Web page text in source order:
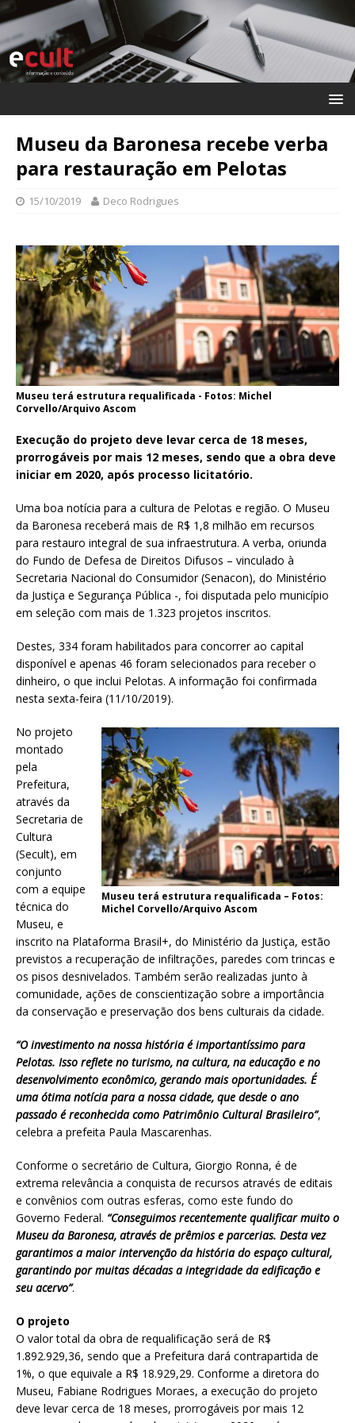
Museu da Baronesa recebe verba
para restauração em Pelotas
15/10/2019 Deco Rodrigues
Museu terá estrutura requalificada - Fotos: Michel
Corvello/Arquivo Ascom
Execução do projeto deve levar cerca de 18 meses,
prorrogáveis por mais 12 meses, sendo que a obra deve
iniciar em 2020, após processo licitatório.
Uma boa notícia para a cultura de Pelotas e região. O Museu
da Baronesa receberá mais de R$ 1,8 milhão em recursos
para restauro integral de sua infraestrutura. A verba, oriunda
do Fundo de Defesa de Direitos Difusos – vinculado à
Secretaria Nacional do Consumidor (Senacon), do Ministério
da Justiça e Segurança Pública -, foi disputada pelo município
em seleção com mais de 1.323 projetos inscritos.
Destes, 334 foram habilitados para concorrer ao capital
disponível e apenas 46 foram selecionados para receber o
dinheiro, o que inclui Pelotas. A informação foi confirmada
nesta sexta-feira (11/10/2019).
Museu terá estrutura requalificada – Fotos:
Michel Corvello/Arquivo Ascom
No projeto
montado
pela
Prefeitura,
através da
Secretaria de
Cultura
(Secult), em
conjunto
com a equipe
técnica do
Museu, e
inscrito na Plataforma Brasil+, do Ministério da Justiça, estão
previstos a recuperação de infiltrações, paredes com trincas e
os pisos desnivelados. Também serão realizadas junto à
comunidade, ações de conscientização sobre a importância
da conservação e preservação dos bens culturais da cidade.
“O investimento na nossa história é importantíssimo para
Pelotas. Isso reflete no turismo, na cultura, na educação e no
desenvolvimento econômico, gerando mais oportunidades. É
uma ótima notícia para a nossa cidade, que desde o ano
passado é reconhecida como Patrimônio Cultural Brasileiro”,
celebra a prefeita Paula Mascarenhas.
Conforme o secretário de Cultura, Giorgio Ronna, é de
extrema relevância a conquista de recursos através de editais
e convênios com outras esferas, como este fundo do
Governo Federal. “Conseguimos recentemente qualificar muito o
Museu da Baronesa, através de prêmios e parcerias. Desta vez
garantimos a maior intervenção da história do espaço cultural,
garantindo por muitas décadas a integridade da edificação e
seu acervo”.
O projeto
O valor total da obra de requalificação será de R$
1.892.929,36, sendo que a Prefeitura dará contrapartida de
1%, o que equivale a R$ 18.929,29. Conforme a diretora do
Museu, Fabiane Rodrigues Moraes, a execução do projeto
deve levar cerca de 18 meses, prorrogáveis por mais 12